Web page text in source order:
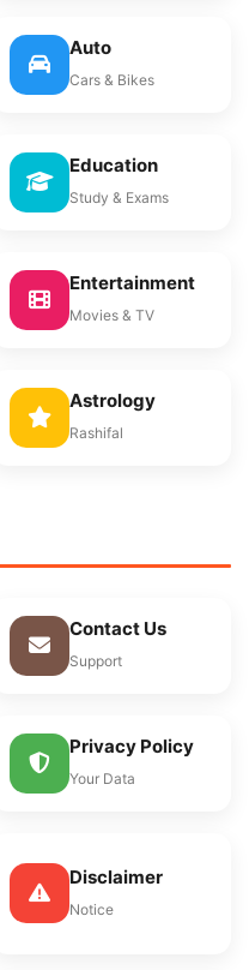
Auto
Cars & Bikes
Education
Study & Exams
Entertainment
Movies & TV
Astrology
Rashifal
Contact Us
Support
Privacy Policy
Your Data
Disclaimer
Notice